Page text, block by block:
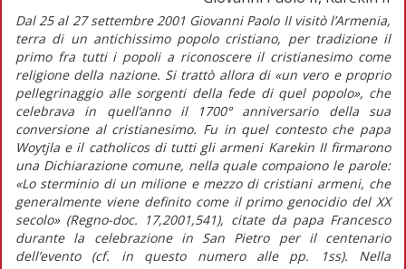
Dal 25 al 27 settembre 2001 Giovanni Paolo II visitò l’Armenia,
terra di un antichissimo popolo cristiano, per tradizione il
primo fra tutti i popoli a riconoscere il cristianesimo come
religione della nazione. Si trattò allora di «un vero e proprio
pellegrinaggio alle sorgenti della fede di quel popolo», che
celebrava in quell’anno il 1700° anniversario della sua
conversione al cristianesimo. Fu in quel contesto che papa
Woytjla e il catholicos di tutti gli armeni Karekin II firmarono
una Dichiarazione comune, nella quale compaiono le parole:
«Lo sterminio di un milione e mezzo di cristiani armeni, che
generalmente viene definito come il primo genocidio del XX
secolo» (Regno-doc. 17,2001,541), citate da papa Francesco
durante la celebrazione in San Pietro per il centenario
dell’evento (cf. in questo numero alle pp. 1ss). Nella